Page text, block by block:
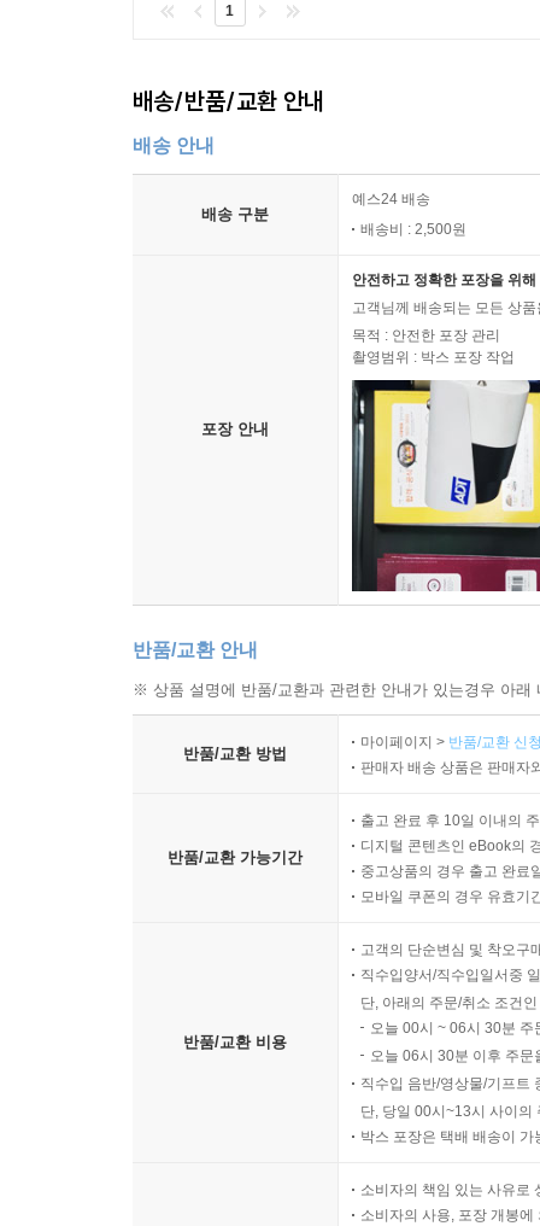
1
배송/반품/교환 안내
배송 안내
배송 구분
예스24 배송
배송비 : 2,500원
포장 안내
안전하고 정확한 포장을 위
고객님께 배송되는 모든 상
목적 : 안전한 포장 관리
촬영범위 : 박스 포장 작업
반품/교환 안내
※ 상품 설명에 반품/교환과 관련한 안내가 있는경우 아
반품/교환 방법
마이페이지 > 반품/교환 신
판매자 배송 상품은 판매자
반품/교환 가능기간
출고 완료 후 10일 이내의
디지털 콘텐츠인 eBook의
중고상품의 경우 출고 완료
모바일 쿠폰의 경우 유효기
반품/교환 비용
고객의 단순변심 및 착오구
직수입양서/직수입일서중
단, 아래의 주문/취소 조건
오늘 00시 ~ 06시 30분
오늘 06시 30분 이후 주
직수입 음반/영상물/기프트
단, 당일 00시~13시 사이의
박스 포장은 택배 배송이
소비자의 책임 있는 사유로
소비자의 사용, 포장 개봉